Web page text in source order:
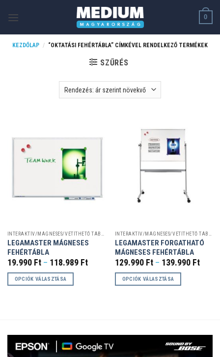
0
KEZDŐLAP / “OKTATÁSI FEHÉRTÁBLA” CÍMKÉVEL RENDELKEZŐ TERMÉKEK
SZŰRÉS
LEGAMASTER MÁGNESES
FEHÉRTÁBLA
19.990 Ft – 118.989 FtÁrtartomány:
19.990 Ft
118.989 Ft
OPCIÓK VÁLASZTÁSA
van.
A
LEGAMASTER FORGATHATÓ
MÁGNESES FEHÉRTÁBLA
129.990 Ft – 139.990 Ft
OPCIÓK VÁLASZTÁSA